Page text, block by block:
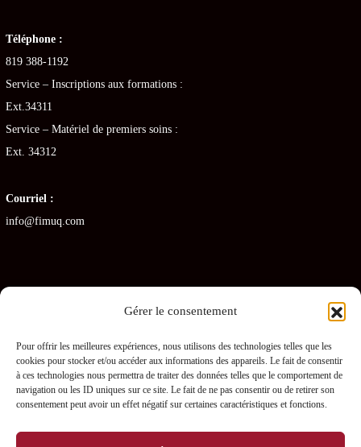
Gérer le consentement
Pour offrir les meilleures expériences, nous utilisons des technologies telles que les
cookies pour stocker et/ou accéder aux informations des appareils. Le fait de consentir
à ces technologies nous permettra de traiter des données telles que le comportement de
navigation ou les ID uniques sur ce site. Le fait de ne pas consentir ou de retirer son
consentement peut avoir un effet négatif sur certaines caractéristiques et fonctions.
Téléphone :
819 388-1192
Service – Inscriptions aux formations :
Ext.34311
Service – Matériel de premiers soins :
Ext. 34312
Courriel :
info@fimuq.com
Articles récents
Combiner la RCR et la PDSB : une formation gagnante pour les CHSLD
Premiers soins en RPA : quelles sont les obligations pour les gestionnaires ?
Prévenir les blessures chez les préposés – L’importance des PDSB